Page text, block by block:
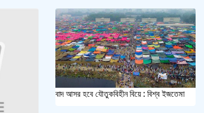
বাদ আসর হবে যৌতুকবিহীন বিয়ে : বিশ্ব ইজতেমা